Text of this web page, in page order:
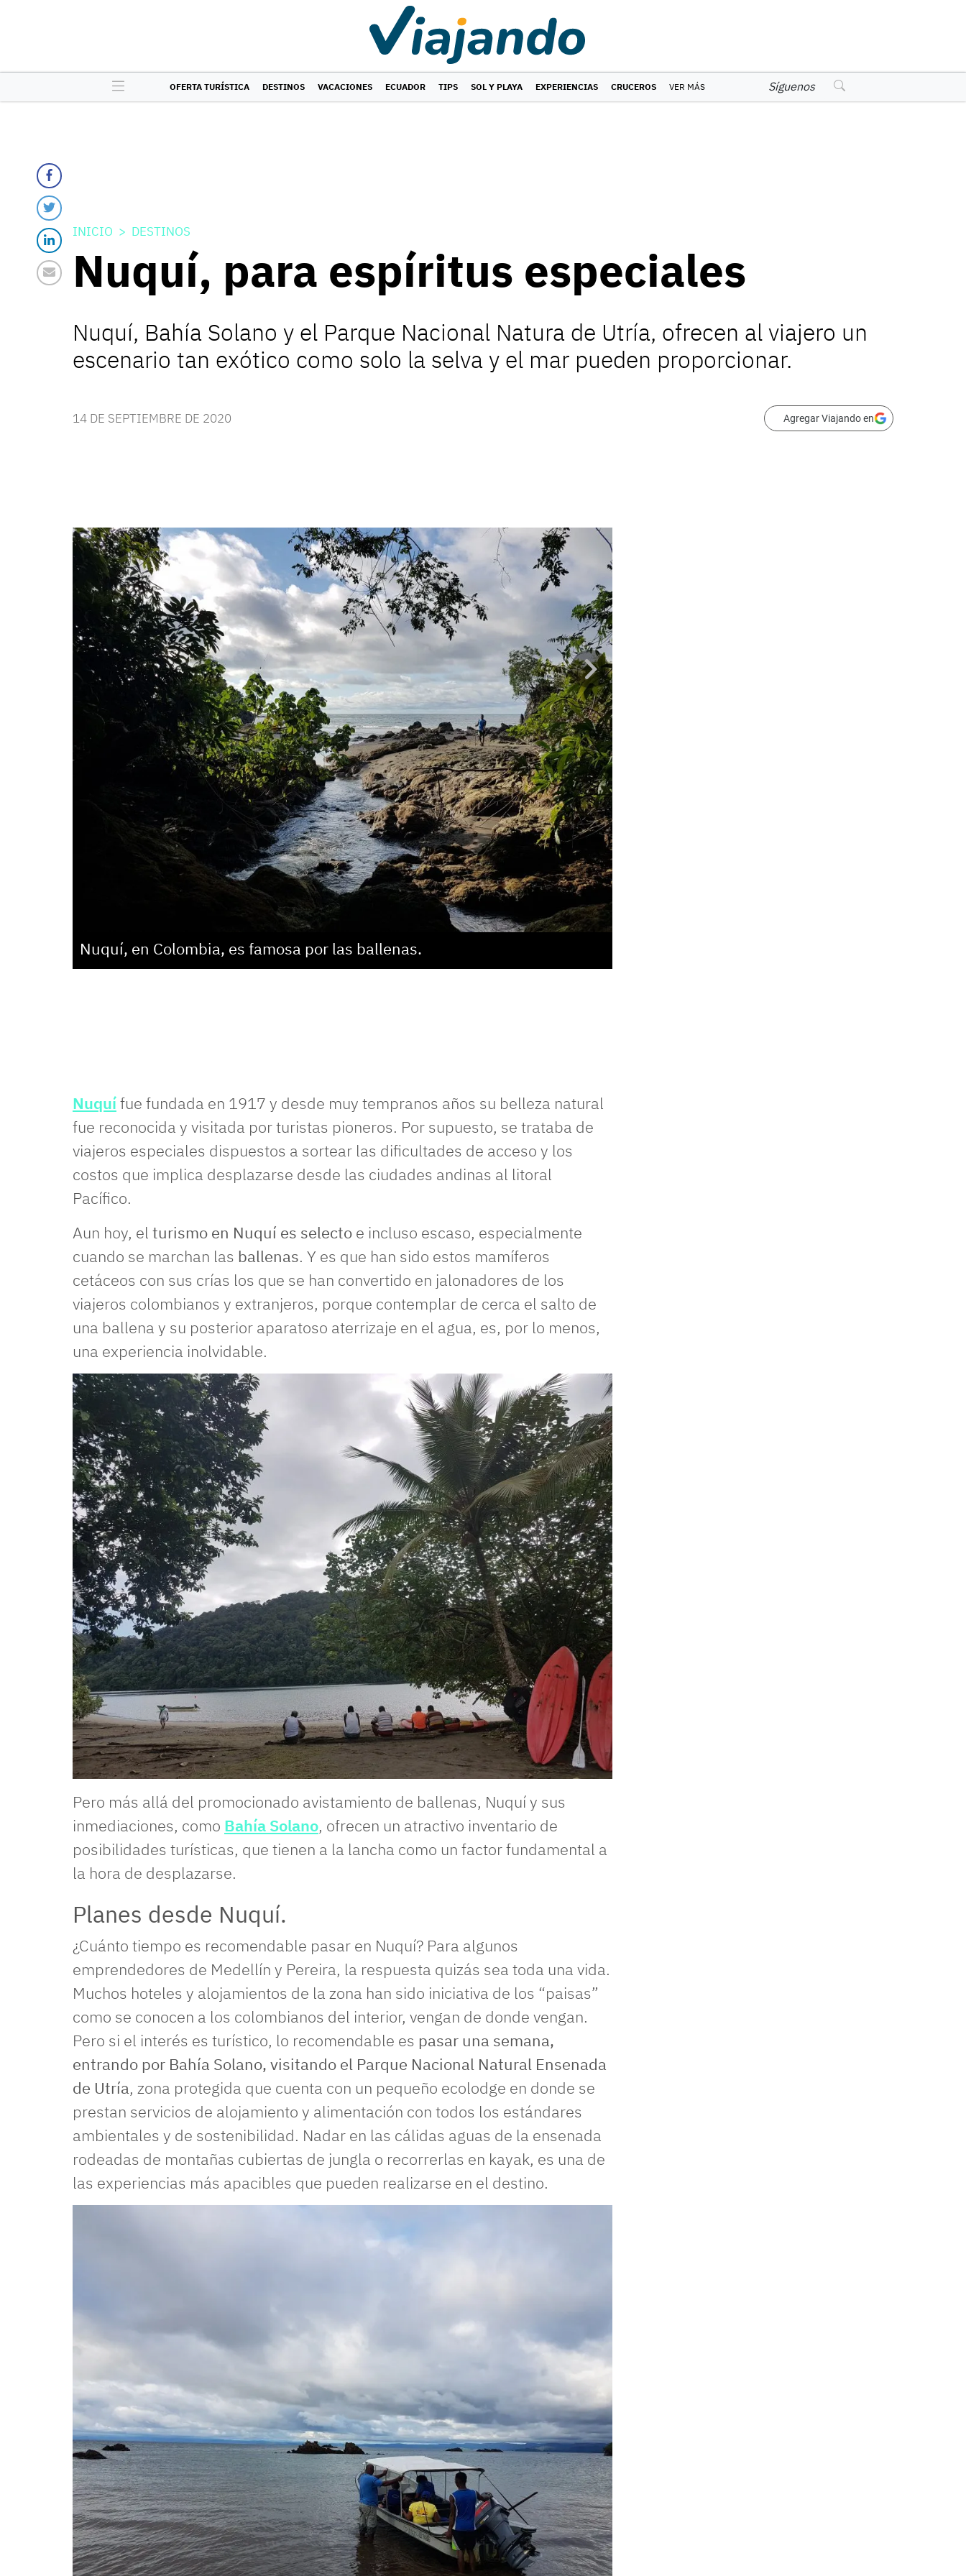
OFERTA TURÍSTICA DESTINOS VACACIONES ECUADOR TIPS SOL Y PLAYA EXPERIENCIAS CRUCEROS VER MÁS Síguenos
INICIO DESTINOS
Nuquí, para espíritus especiales
Nuquí, Bahía Solano y el Parque Nacional Natura de Utría, ofrecen al viajero un
escenario tan exótico como solo la selva y el mar pueden proporcionar.
14 DE SEPTIEMBRE DE 2020 Agregar Viajando en
Nuquí, en Colombia, es famosa por las ballenas.
Nuquífue fundada en 1917 y desde muy tempranos años su belleza natural
fue reconocida y visitada por turistas pioneros. Por supuesto, se trataba de
viajeros especiales dispuestos a sortear las dificultades de acceso y los
costos que implica desplazarse desde las ciudades andinas al litoral
Pacífico.
Aun hoy, el turismo en Nuquí es selecto e incluso escaso, especialmente
cuando se marchan las ballenas. Y es que han sido estos mamíferos
cetáceos con sus crías los que se han convertido en jalonadores de los
viajeros colombianos y extranjeros, porque contemplar de cerca el salto de
una ballena y su posterior aparatoso aterrizaje en el agua, es, por lo menos,
una experiencia inolvidable.
Pero más allá del promocionado avistamiento de ballenas, Nuquí y sus
inmediaciones, como Bahía Solano, ofrecen un atractivo inventario de
posibilidades turísticas, que tienen a la lancha como un factor fundamental a
la hora de desplazarse.
Planes desde Nuquí.
¿Cuánto tiempo es recomendable pasar en Nuquí? Para algunos
emprendedores de Medellín y Pereira, la respuesta quizás sea toda una vida.
Muchos hoteles y alojamientos de la zona han sido iniciativa de los “paisas”
como se conocen a los colombianos del interior, vengan de donde vengan.
Pero si el interés es turístico, lo recomendable es pasar una semana,
entrando por Bahía Solano, visitando el Parque Nacional Natural Ensenada
de Utría, zona protegida que cuenta con un pequeño ecolodge en donde se
prestan servicios de alojamiento y alimentación con todos los estándares
ambientales y de sostenibilidad. Nadar en las cálidas aguas de la ensenada
rodeadas de montañas cubiertas de jungla o recorrerlas en kayak, es una de
las experiencias más apacibles que pueden realizarse en el destino.